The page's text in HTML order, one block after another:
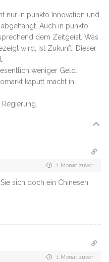
nur in punkto Innovation und
Auch in punkto
dem Zeitgeist. Was
wird, ist Zukunft. Dieser
weniger Geld.
kaputt macht in
1 Monat zuvor
sich doch ein Chinesen
1 Monat zuvor